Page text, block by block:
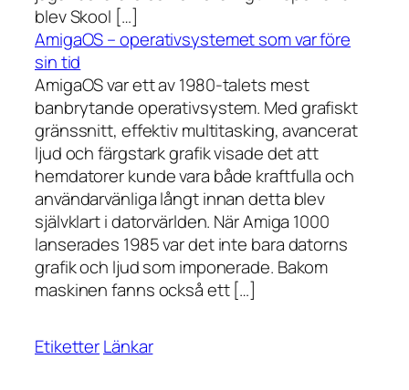
blev Skool […]
AmigaOS – operativsystemet som var före
sin tid
AmigaOS var ett av 1980-talets mest
banbrytande operativsystem. Med grafiskt
gränssnitt, effektiv multitasking, avancerat
ljud och färgstark grafik visade det att
hemdatorer kunde vara både kraftfulla och
användarvänliga långt innan detta blev
självklart i datorvärlden. När Amiga 1000
lanserades 1985 var det inte bara datorns
grafik och ljud som imponerade. Bakom
maskinen fanns också ett […]
EtiketterLänkar